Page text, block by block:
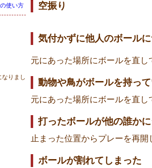
使い方
りまし
空振り
気付かずに他人のボール
元にあった場所にボールを直し
動物や鳥がボールを持っ
元にあった場所にボールを直し
打ったボールが他の誰か
止まった位置からプレーを再開
ボールが割れてしまった